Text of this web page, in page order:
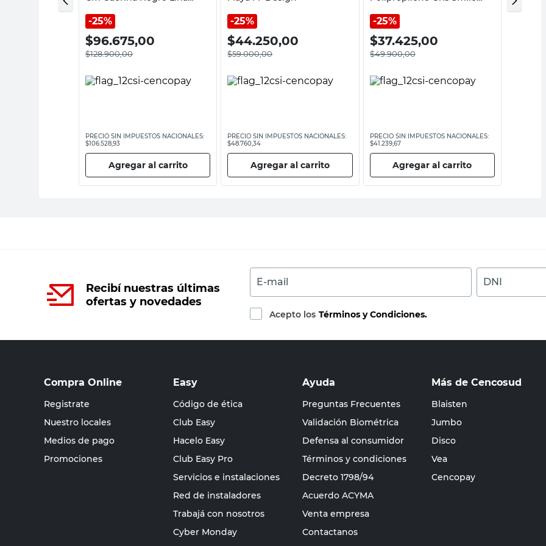
25%
$96.675,00
$128.900,00
PRECIO SIN IMPUESTOS NACIONALES:
$106.528,93
Agregar al carrito
25%
$44.250,00
$59.000,00
PRECIO SIN IMPUESTOS NACIONALES:
$48.760,34
Agregar al carrito
25%
$37.425,00
$49.900,00
PRECIO SIN IMPUESTOS NACIONALES:
$41.239,67
Agregar al carrito
Quality
Recibí nuestras últimas
ofertas y novedades
E-mail DNI
Acepto los Términos y Condiciones.
Compra Online
Registrate
Nuestro locales
Medios de pago
Promociones
Easy
Código de ética
Club Easy
Hacelo Easy
Club Easy Pro
Servicios e instalaciones
Red de instaladores
Trabajá con nosotros
Cyber Monday
Ayuda
Preguntas Frecuentes
Validación Biométrica
Defensa al consumidor
Términos y condiciones
Decreto 1798/94
Acuerdo ACYMA
Venta empresa
Contactanos
Más de Cencosud
Blaisten
Jumbo
Disco
Vea
Cencopay